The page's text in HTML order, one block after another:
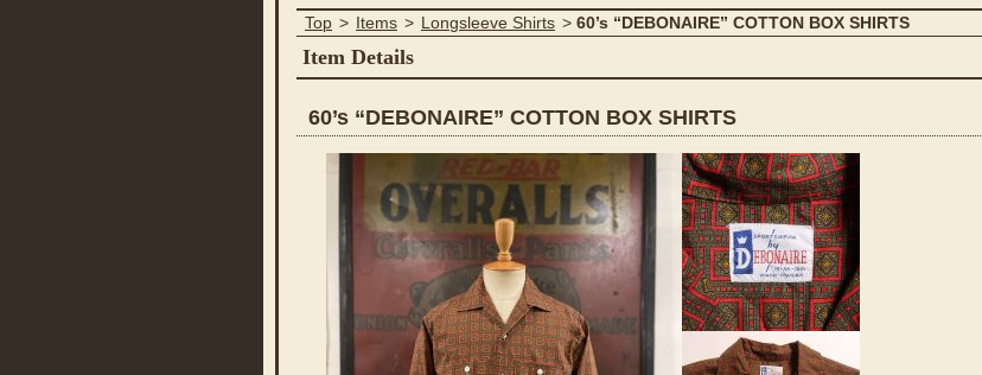
Est.1998
Suntrap
Top > Items > Longsleeve Shirts > 60’s “DEBONAIRE” COTTON BOX SHIRTS
Item Details
60’s “DEBONAIRE” COTTON BOX SHIRTS